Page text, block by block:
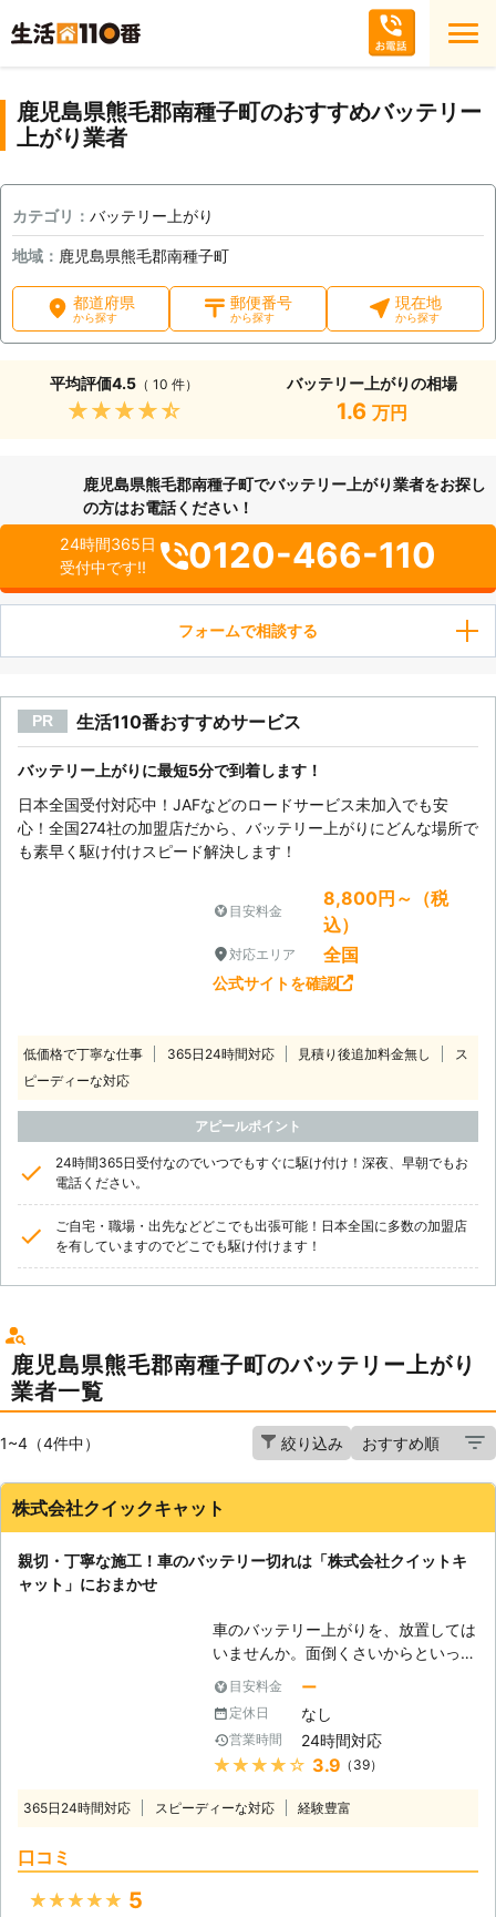
鹿児島県熊毛郡南種子町のおすすめバッテリー
上がり業者
カテゴリ： バッテリー上がり
地域： 鹿児島県熊毛郡南種子町
都道府県
から探す
郵便番号
から探す
現在地
から探す
平均評価4.5 （ 10 件）
★★★★★
バッテリー上がりの相場
1.6 万円
鹿児島県熊毛郡南種子町でバッテリー上がり業者をお探し
の方はお電話ください！
24時間365日
受付中です!!
0120-466-110
フォームで相談する
PR 生活110番おすすめサービス
バッテリー上がりに最短5分で到着します！
日本全国受付対応中！JAFなどのロードサービス未加入でも安
心！全国274社の加盟店だから、バッテリー上がりにどんな場所で
も素早く駆け付けスピード解決します！
目安料金
8,800円～（税
込）
対応エリア 全国
公式サイトを確認
低価格で丁寧な仕事 365日24時間対応 見積り後追加料金無し
ス
ピーディーな対応
アピールポイント
24時間365日受付なのでいつでもすぐに駆け付け！深夜、早朝でもお
電話ください。
ご自宅・職場・出先などどこでも出張可能！日本全国に多数の加盟店
を有していますのでどこでも駆け付けます！
鹿児島県熊毛郡南種子町のバッテリー上がり
業者一覧
1~4（4件中） 絞り込み
株式会社クイックキャット
親切・丁寧な施工！車のバッテリー切れは「株式会社クイットキ
ャット」におまかせ
車のバッテリー上がりを、放置しては
いませんか。面倒くさいからといって
バッテリー上がりを放置してしまう
と、タンク内のガソリンが固まって詰
まりを引き起こす恐れがあります。そ
のため、車のバッテリー上がりはすぐ
にでも解消する必要があるのです。
きは、「株式会社クイックキャット」
目安料金 ー
定休日 なし
営業時間 24時間対応
★★★★★ 3.9 （39）
365日24時間対応 スピーディーな対応 経験豊富
口コミ
★★★★★ 5